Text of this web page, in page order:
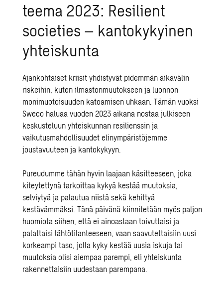
teema 2023: Resilient
societies – kantokykyinen
yhteiskunta
Ajankohtaiset kriisit yhdistyvät pidemmän aikavälin
riskeihin, kuten ilmastonmuutokseen ja luonnon
monimuotoisuuden katoamisen uhkaan. Tämän vuoksi
Sweco haluaa vuoden 2023 aikana nostaa julkiseen
keskusteluun yhteiskunnan resilienssin ja
vaikutusmahdollisuudet elinympäristöjemme
joustavuuteen ja kantokykyyn.
Pureudumme tähän hyvin laajaan käsitteeseen, joka
kiteytettynä tarkoittaa kykyä kestää muutoksia,
selviytyä ja palautua niistä sekä kehittyä
kestävämmäksi. Tänä päivänä kiinnitetään myös paljon
huomiota siihen, että ei ainoastaan toivuttaisi ja
palattaisi lähtötilanteeseen, vaan saavutettaisiin uusi
korkeampi taso, jolla kyky kestää uusia iskuja tai
muutoksia olisi aiempaa parempi, eli yhteiskunta
rakennettaisiin uudestaan parempana.